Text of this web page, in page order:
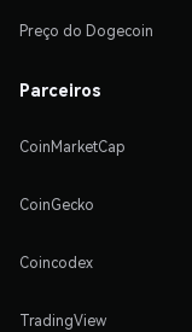
Preço do Dogecoin
Parceiros
CoinMarketCap
CoinGecko
Coincodex
TradingView